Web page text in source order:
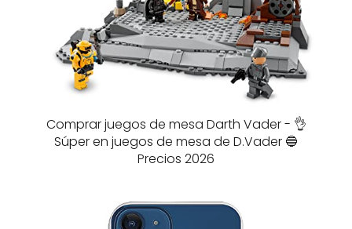
Comprar juegos de mesa Darth Vader - 👌
Súper en juegos de mesa de D.Vader 🔵
Precios 2026